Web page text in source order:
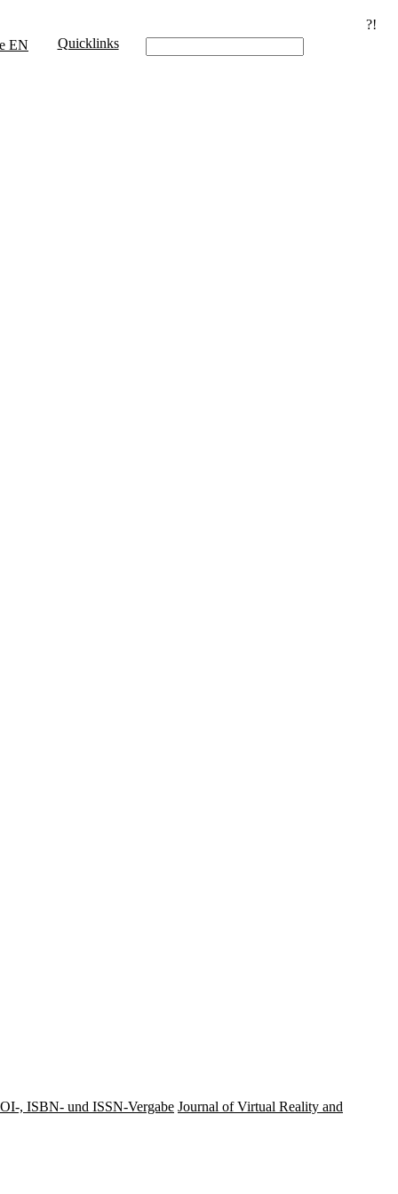
?!
EN Quicklinks
, ISBN- und ISSN-Vergabe Journal of Virtual Reality and